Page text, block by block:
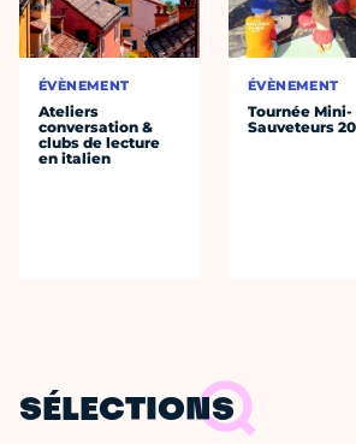
ÉVÈNEMENT
Ateliers
conversation &
clubs de lecture
en italien
ÉVÈNEMENT
Tournée Mini-
Sauveteurs
SÉLECTIONS